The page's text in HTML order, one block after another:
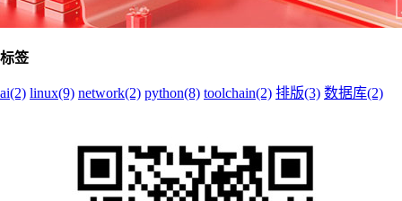
标签
ai(2) linux(9) network(2) python(8) toolchain(2) 排版(3) 数据库(2)